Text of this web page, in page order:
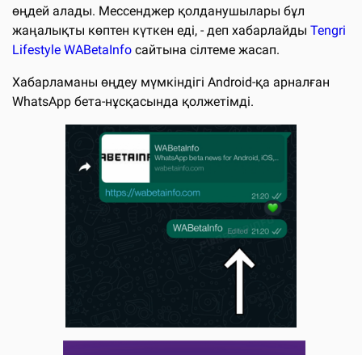
өңдей алады. Мессенджер қолданушылары бұл
жаңалықты көптен күткен еді, - деп хабарлайды Tengri
Lifestyle WABetaInfo сайтына сілтеме жасап.
Хабарламаны өңдеу мүмкіндігі Android-қа арналған
WhatsApp бета-нұсқасында қолжетімді.